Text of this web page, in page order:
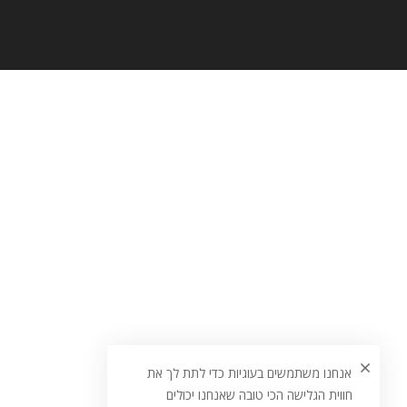
אנחנו משתמשים בעוגיות כדי לתת לך את
חווית הגלישה הכי טובה שאנחנו יכולים